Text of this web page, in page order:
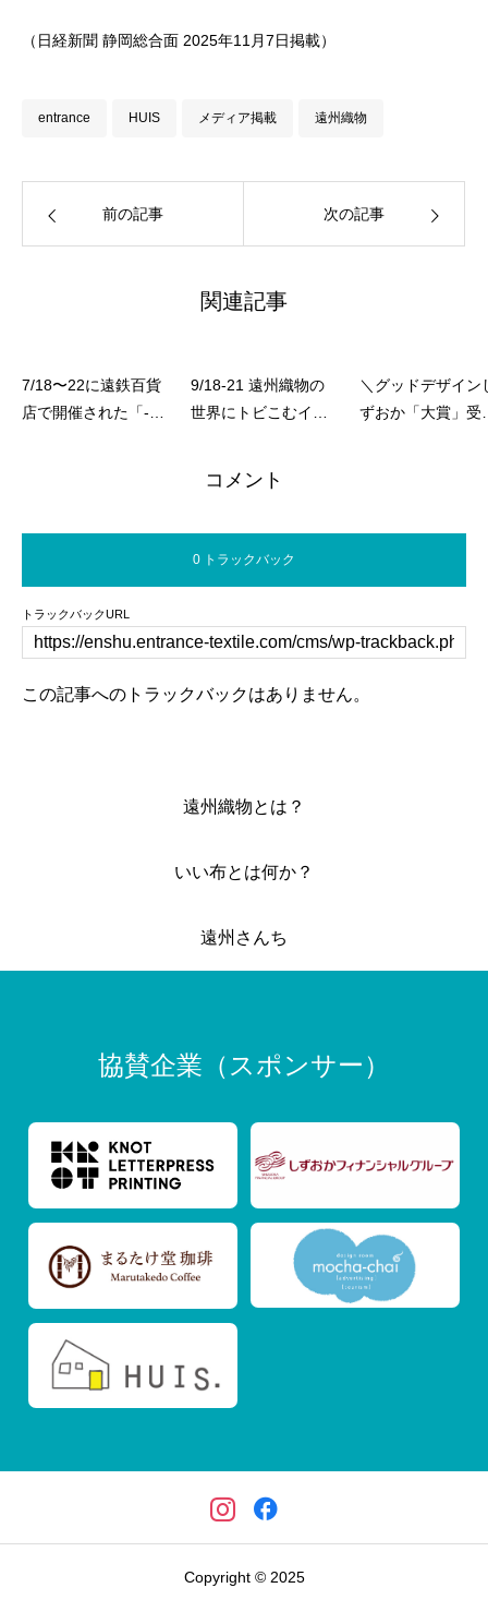
（日経新聞 静岡総合面 2025年11月7日掲載）
entrance HUIS メディア掲載 遠州織物
前の記事 次の記事
関連記事
7/18〜22に遠鉄百貨
店で開催された「-サ
9/18-21 遠州織物の
世界にトビこむイン
ラ」開催します！
＼グッドデザイン
ずおか「大賞」受
コメント
0 トラックバック
トラックバックURL
この記事へのトラックバックはありません。
遠州織物とは？
いい布とは何か？
遠州さんち
協賛企業（スポンサー）
Copyright © 2025